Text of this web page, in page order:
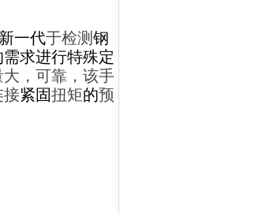
一代于检测钢
求进行特殊定
，可靠 ，该手
接紧固扭矩的预